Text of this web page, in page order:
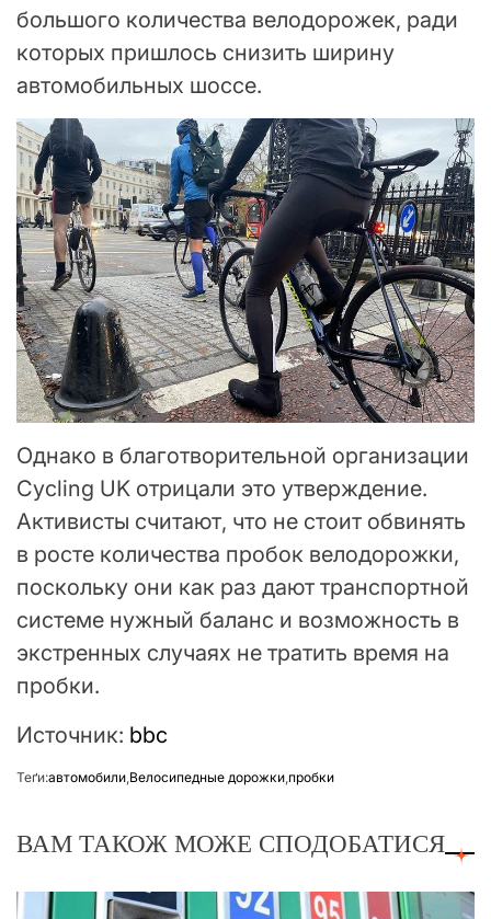
большого количества велодорожек, ради
которых пришлось снизить ширину
автомобильных шоссе.
Однако в благотворительной организации
Cycling UK отрицали это утверждение.
Активисты считают, что не стоит обвинять
в росте количества пробок велодорожки,
поскольку они как раз дают транспортной
системе нужный баланс и возможность в
экстренных случаях не тратить время на
пробки.
Источник: bbc
Теґи:автомобили Велосипедные дорожки пробки
ВАМ ТАКОЖ МОЖЕ СПОДОБАТИСЯ